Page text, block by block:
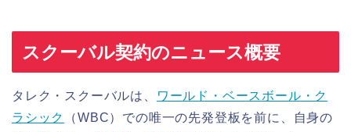
スクーバル契約のニュース概要
タレク・スクーバルは、
ワールド・ベースボール・ク
ラシック
（WBC）での唯一の先発登板を前に、自身の